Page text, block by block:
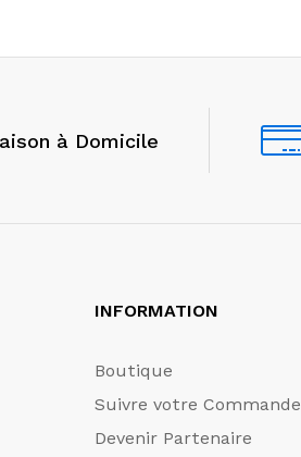
à Domicile
INFORMATION
Boutique
Suivre votre Commande
Devenir Partenaire